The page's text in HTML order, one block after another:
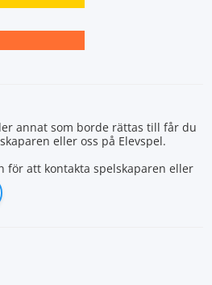
annat som borde rättas till får du
eller oss på Elevspel.
för att kontakta spelskaparen eller